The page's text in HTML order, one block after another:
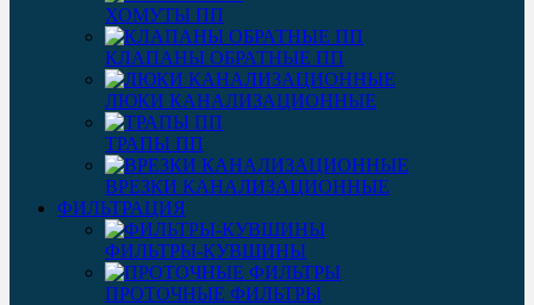
ХОМУТЫ ПП
КЛАПАНЫ ОБРАТНЫЕ ПП
ЛЮКИ КАНАЛИЗАЦИОННЫЕ
ТРАПЫ ПП
ВРЕЗКИ КАНАЛИЗАЦИОННЫЕ
ФИЛЬТРАЦИЯ
ФИЛЬТРЫ-КУВШИНЫ
ПРОТОЧНЫЕ ФИЛЬТРЫ